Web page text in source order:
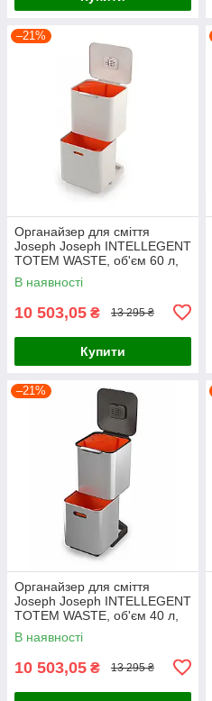
–21%
Органайзер для сміття
Joseph Joseph INTELLEGENT
TOTEM WASTE, об'єм 60 л,
світло-сірий (30061)
В наявності
10 503,05 ₴ 13 295 ₴
Купити
–21%
Органайзер для сміття
Joseph Joseph INTELLEGENT
TOTEM WASTE, об'єм 40 л,
35x28x73 см, сріблястий
(30063)
В наявності
10 503,05 ₴ 13 295 ₴